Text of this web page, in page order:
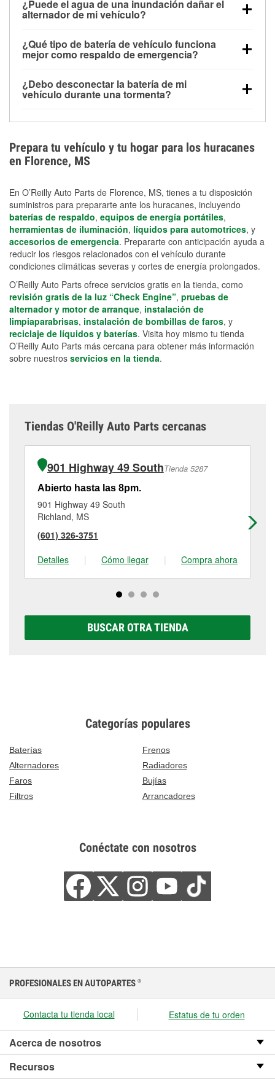
alimentar pequeños accesorios durante un tiempo
limitado, pero el uso repetido sin conducir el vehículo
contar con un equipo de carga de respaldo para
cortes prolongados.
¿Puede el agua de una inundación dañar el
alternador de mi vehículo?
parte baja del compartimento del motor y pueden
dañarse si se sumergen, lo que puede provocar una
días después de la exposición.
¿Qué tipo de batería de vehículo funciona
mejor como respaldo de emergencia?
para aplicaciones de ciclo profundo porque son
selladas, resistentes a las vibraciones y más
¿Debo desconectar la batería de mi
vehículo durante una tormenta?
los daños por inundación. Evitar el agua estancada y
preparar opciones de carga de respaldo son
medidas de protección más efectivas.
Prepara tu vehículo y tu hogar para los huracanes
en Florence, MS
En O’Reilly Auto Parts de Florence, MS, tienes a tu disposición
suministros para prepararte ante los huracanes, incluyendo
baterías de respaldo, equipos de energía portátiles,
herramientas de iluminación, líquidos para automotrices, y
accesorios de emergencia. Prepararte con anticipación ayuda a
reducir los riesgos relacionados con el vehículo durante
condiciones climáticas severas y cortes de energía prolongados.
O’Reilly Auto Parts ofrece servicios gratis en la tienda, como
revisión gratis de la luz “Check Engine”, pruebas de
alternador y motor de arranque, instalación de
limpiaparabrisas, instalación de bombillas de faros, y
reciclaje de líquidos y baterías. Visita hoy mismo tu tienda
O’Reilly Auto Parts más cercana para obtener más información
sobre nuestros servicios en la tienda.
Tiendas O'Reilly Auto Parts cercanas
901 Highway 49 SouthTienda 5287
Abierto hasta las 8pm.
901 Highway 49 South
Richland, MS
(601) 326-3751
Detalles
| Cómo llegar | Compra ahora
BUSCAR OTRA TIENDA
Categorías populares
Baterías
Frenos
Alternadores
Radiadores
Faros
Bujías
Filtros
Arrancadores
Conéctate con nosotros
PROFESIONALES EN AUTOPARTES ®
Contacta tu tienda local Estatus de tu orden
Acerca de nosotros
Recursos